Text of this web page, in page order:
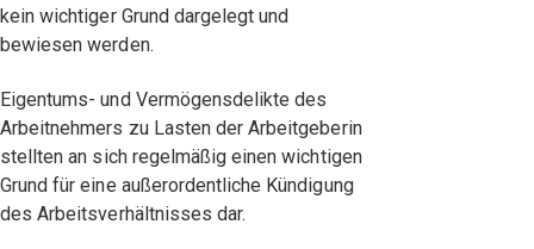
kein wichtiger Grund dargelegt und
bewiesen werden.
Eigentums- und Vermögensdelikte des
Arbeitnehmers zu Lasten der Arbeitgeberin
stellten an sich regelmäßig einen wichtigen
Grund für eine außerordentliche Kündigung
des Arbeitsverhältnisses dar.